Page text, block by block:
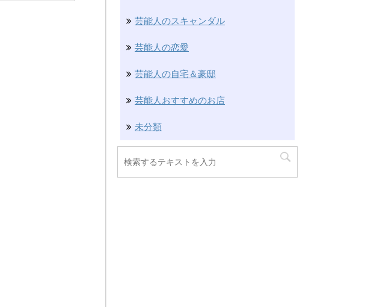
芸能人のスキャンダル
芸能人の恋愛
芸能人の自宅＆豪邸
芸能人おすすめのお店
未分類